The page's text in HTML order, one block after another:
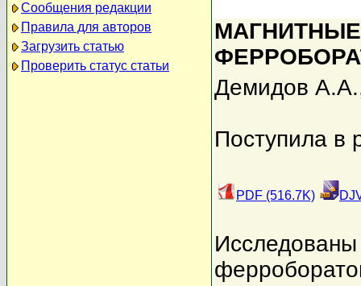
Сообщения редакции
Правила для авторов
Загрузить статью
Проверить статус статьи
Демидов А.А.
Поступила в
PDF (516.7K)
Исследованы